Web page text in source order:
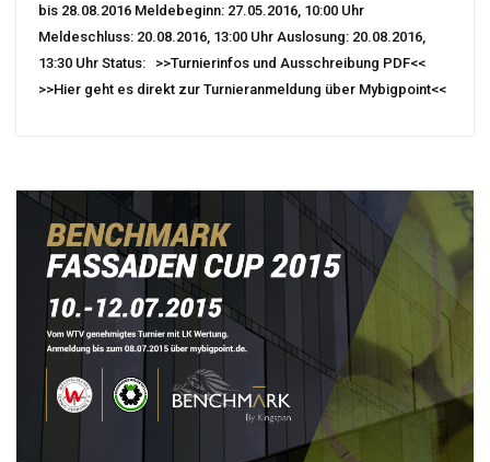
bis 28.08.2016 Meldebeginn: 27.05.2016, 10:00 Uhr
Meldeschluss: 20.08.2016, 13:00 Uhr Auslosung: 20.08.2016,
13:30 Uhr Status: >>Turnierinfos und Ausschreibung PDF<<
>>Hier geht es direkt zur Turnieranmeldung über Mybigpoint<<